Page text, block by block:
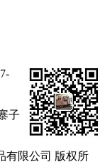
子
有限公司 版权所